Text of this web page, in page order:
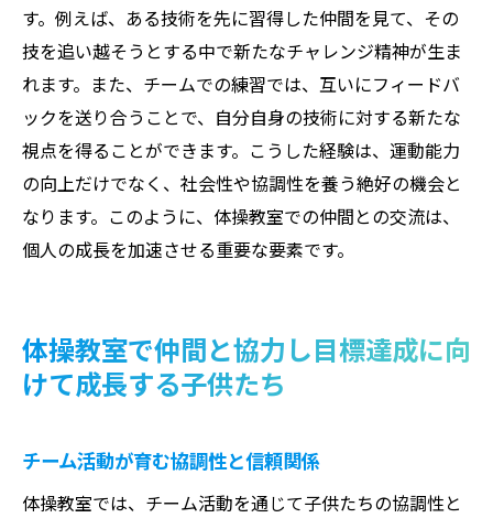
す。例えば、ある技術を先に習得した仲間を見て、その
技を追い越そうとする中で新たなチャレンジ精神が生ま
れます。また、チームでの練習では、互いにフィードバ
ックを送り合うことで、自分自身の技術に対する新たな
視点を得ることができます。こうした経験は、運動能力
の向上だけでなく、社会性や協調性を養う絶好の機会と
なります。このように、体操教室での仲間との交流は、
個人の成長を加速させる重要な要素です。
体操教室で仲間と協力し目標達成に向
けて成長する子供たち
チーム活動が育む協調性と信頼関係
体操教室では、チーム活動を通じて子供たちの協調性と